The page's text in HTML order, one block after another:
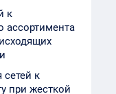
к
ассортимента
сетей к
при жесткой